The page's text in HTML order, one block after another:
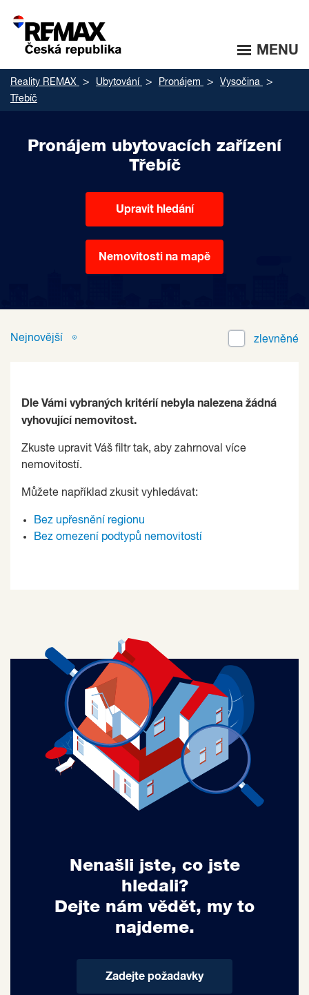
MENU
Reality REMAX Ubytování Pronájem
Vysočina
Třebíč
Pronájem ubytovacích zařízení
Třebíč
Upravit hledání
Nemovitosti na mapě
Nejnovější zlevněné
Dle Vámi vybraných kritérií nebyla nalezena žádná
vyhovující nemovitost.
Zkuste upravit Váš filtr tak, aby zahrnoval více
nemovitostí.
Můžete například zkusit vyhledávat:
Bez upřesnění regionu
Bez omezení podtypů nemovitostí
Nenašli jste, co jste
hledali?
Dejte nám vědět, my to
najdeme.
Zadejte požadavky